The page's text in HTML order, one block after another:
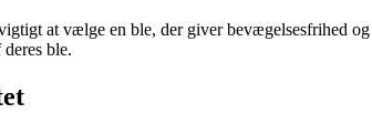
at vælge en ble, der giver bevægelsesfrihed
ble.